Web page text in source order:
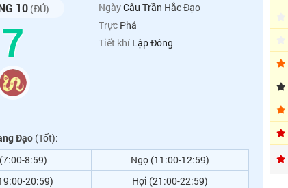
10(ĐỦ)
7
NgàyCâu Trần Hắc Đạo
Trực Phá
Tiết khí Lập Đông
Đạo(Tốt):
8:59)
Ngọ (11:00-12:59)
20:59) Hợi (21:00-22:59)